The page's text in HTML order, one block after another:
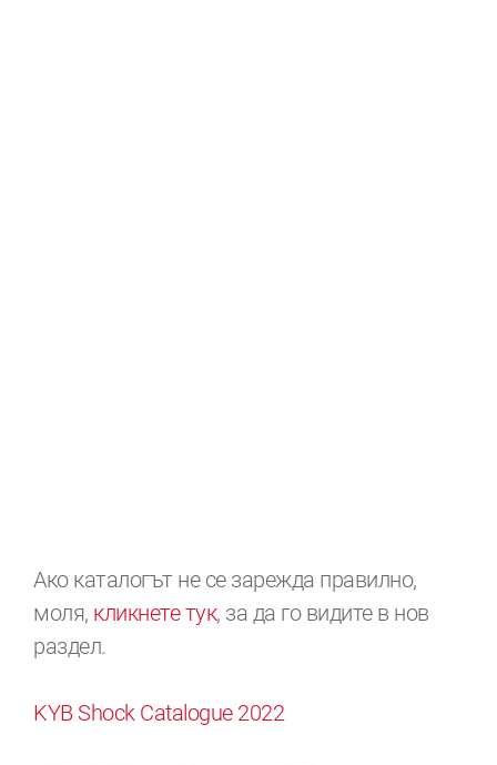
Ако каталогът не се зарежда правилно,
моля, кликнете тук, за да го видите в нов
раздел.
KYB Shock Catalogue 2022